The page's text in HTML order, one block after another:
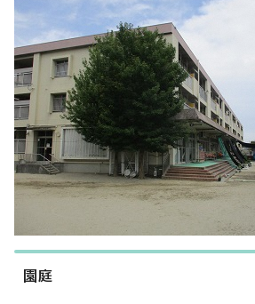
園庭